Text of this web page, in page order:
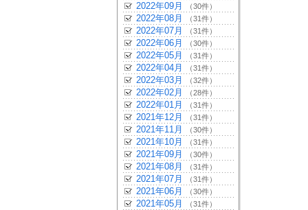
2022年09月 （30件）
2022年08月 （31件）
2022年07月 （31件）
2022年06月 （30件）
2022年05月 （31件）
2022年04月 （31件）
2022年03月 （32件）
2022年02月 （28件）
2022年01月 （31件）
2021年12月 （31件）
2021年11月 （30件）
2021年10月 （31件）
2021年09月 （30件）
2021年08月 （31件）
2021年07月 （31件）
2021年06月 （30件）
2021年05月 （31件）